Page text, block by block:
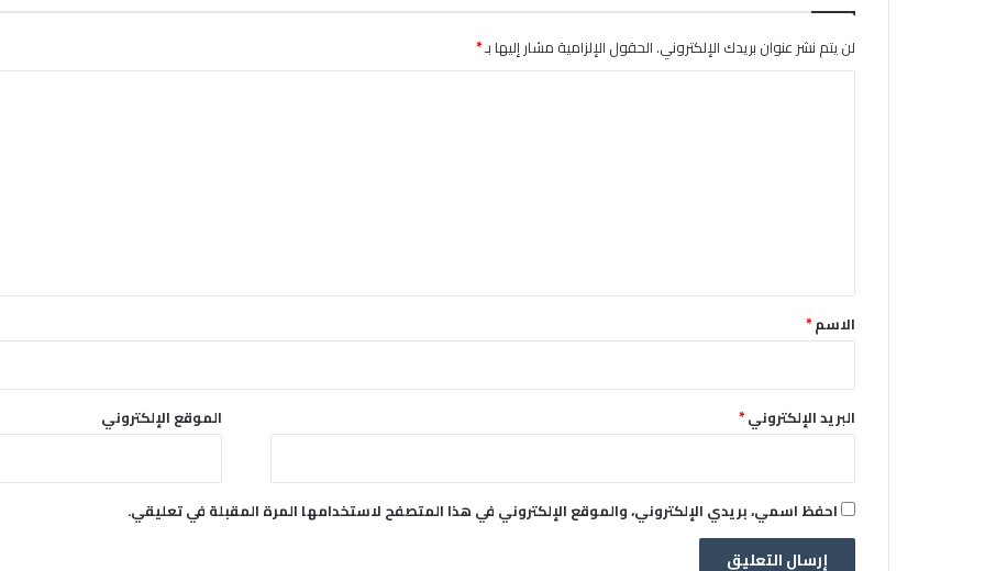
لن يتم نشر عنوان بريدك الإلكتروني.الحقول الإلزامية مشار إليها بـ*
*الاسم*
البريد الإلكتروني* الموقع الإلكتروني
احفظ اسمي، بريدي الإلكتروني، والموقع الإلكتروني في هذا المتصفح لاستخدامها المرة المقبلة في تعليقي.